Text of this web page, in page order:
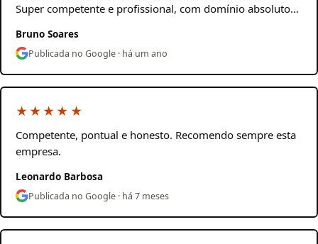
Super competente e profissional, com domínio absoluto…
Bruno Soares
Publicada no Google · há um ano
★★★★★
Competente, pontual e honesto. Recomendo sempre esta
empresa.
Leonardo Barbosa
Publicada no Google · há 7 meses